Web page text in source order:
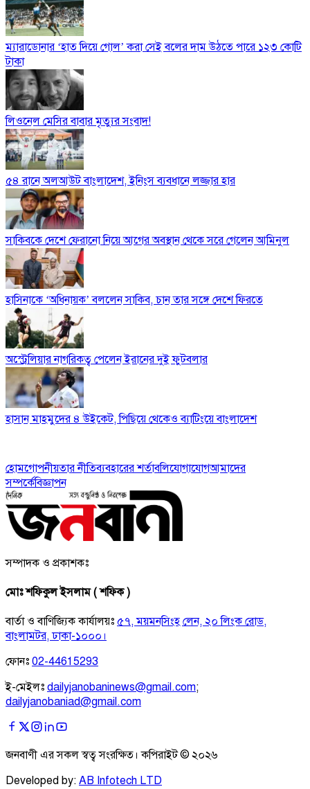
ম্যারাডোনার ‘হাত দিয়ে গোল’ করা সেই বলের দাম উঠতে পারে ১২৩ কোটি
টাকা
লিওনেল মেসির বাবার মৃত্যুর সংবাদ!
৫৪ রানে অলআউট বাংলাদেশ, ইনিংস ব্যবধানে লজ্জার হার
সাকিবকে দেশে ফেরানো নিয়ে আগের অবস্থান থেকে সরে গেলেন আমিনুল
হাসিনাকে ‘অধিনায়ক’ বললেন সাকিব, চান তার সঙ্গে দেশে ফিরতে
অস্ট্রেলিয়ার নাগরিকত্ব পেলেন ইরানের দুই ফুটবলার
হাসান মাহমুদের ৪ উইকেট, পিছিয়ে থেকেও ব্যাটিংয়ে বাংলাদেশ
হোমগোপনীয়তার নীতিব্যবহারের শর্তাবলিযোগাযোগআমাদের
সম্পর্কেবিজ্ঞাপন
সম্পাদক ও প্রকাশকঃ
মোঃ শফিকুল ইসলাম ( শফিক )
বার্তা ও বাণিজ্যিক কার্যালয়ঃ ৫৭, ময়মনসিংহ লেন, ২০ লিংক রোড,
বাংলামটর, ঢাকা-১০০০।
ফোনঃ 02-44615293
ই-মেইলঃ dailyjanobaninews@gmail.com;
dailyjanobaniad@gmail.com
জনবাণী এর সকল স্বত্ব সংরক্ষিত। কপিরাইট © ২০২৬
Developed by: AB Infotech LTD